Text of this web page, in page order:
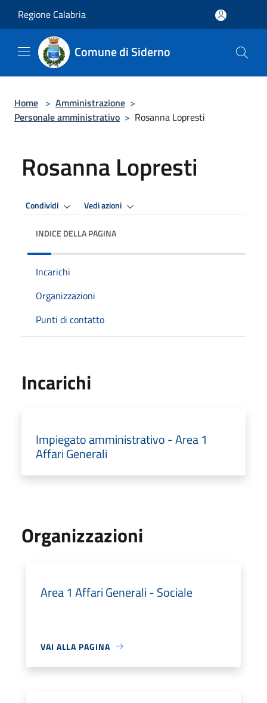
Regione Calabria
Comune di Siderno
Home > Amministrazione >
Personale amministrativo > Rosanna Lopresti
Rosanna Lopresti
Condividi Vedi azioni
INDICE DELLA PAGINA
Incarichi
Organizzazioni
Punti di contatto
Incarichi
Impiegato amministrativo - Area 1
Affari Generali
Organizzazioni
Area 1 Affari Generali - Sociale
VAI ALLA PAGINA